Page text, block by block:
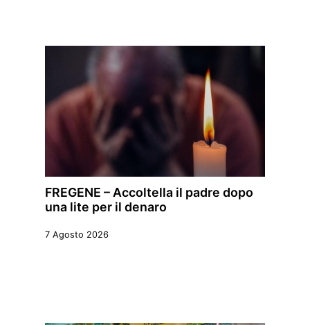
FREGENE – Accoltella il padre dopo
una lite per il denaro
7 Agosto 2026